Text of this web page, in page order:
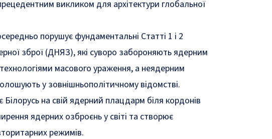
викликом для архітектури глобальної
порушує фундаментальні Статті 1 і 2
зброї (ДНЯЗ), які суворо забороняють ядерним
масового ураження, а неядерним
у зовнішньополітичному відомстві.
на свій ядерний плацдарм біля кордонів
ядерних озброєнь у світі та створює
режимів.